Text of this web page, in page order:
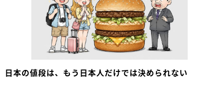
日本の値段は、もう日本人だけでは決められない